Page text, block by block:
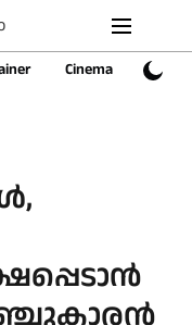
Cinema Sports